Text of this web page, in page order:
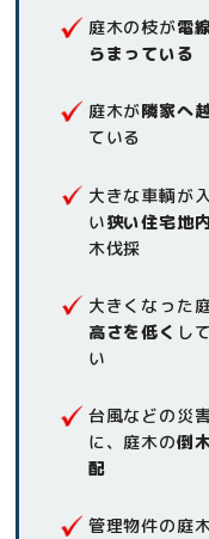
庭木の枝が電
らまっている
庭木が隣家へ
ている
大きな車輌が
い狭い住宅地内
木伐採
大きくなった
高さを低く し
い
台風などの災
に、庭木の倒
配
管理物件の庭